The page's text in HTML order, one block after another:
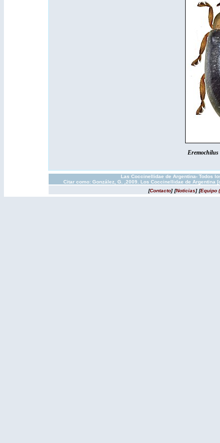
Eremochilus
Las Coccinellidae de Argentina- Todos
Citar como: González, G. ,2009. Los Coccinellidae de
[Contacto] [Noticias] [Equipo